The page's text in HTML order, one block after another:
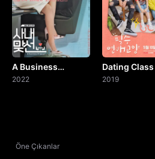
A Business
Proposal
2022
Dating Class
2019
Öne Çıkanlar